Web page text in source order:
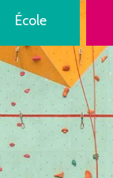
Accueil
École